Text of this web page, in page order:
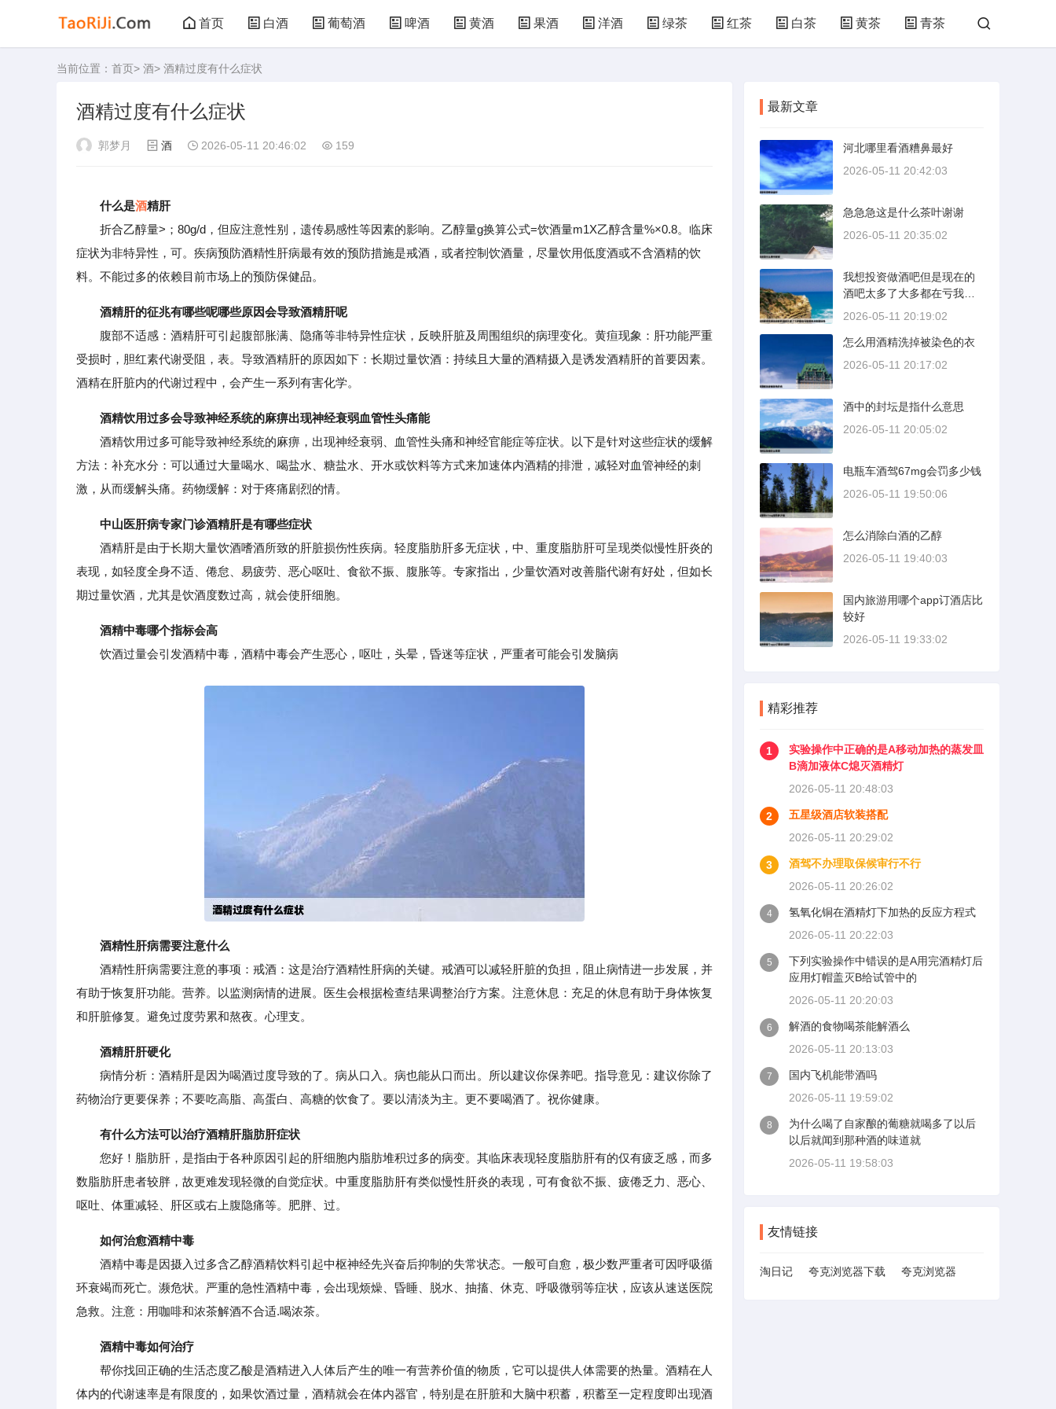
首页 白酒 葡萄酒 啤酒 黄酒 果酒 洋酒 绿茶 红茶 白茶 黄茶 青茶
黑茶
当前位置： 首页> 酒> 酒精过度有什么症状
酒精过度有什么症状
郭梦月 酒 2026-05-11 20:46:02 159
什么是酒精肝
折合乙醇量>；80g/d，但应注意性别，遗传易感性等因素的影响。乙醇量g换算公式=饮酒量m1X乙醇含量%×0.8。临床
症状为非特异性，可。疾病预防酒精性肝病最有效的预防措施是戒酒，或者控制饮酒量，尽量饮用低度酒或不含酒精的饮
料。不能过多的依赖目前市场上的预防保健品。
酒精肝的征兆有哪些呢哪些原因会导致酒精肝呢
腹部不适感：酒精肝可引起腹部胀满、隐痛等非特异性症状，反映肝脏及周围组织的病理变化。黄疸现象：肝功能严重
受损时，胆红素代谢受阻，表。导致酒精肝的原因如下：长期过量饮酒：持续且大量的酒精摄入是诱发酒精肝的首要因素。
酒精在肝脏内的代谢过程中，会产生一系列有害化学。
酒精饮用过多会导致神经系统的麻痹出现神经衰弱血管性头痛能
酒精饮用过多可能导致神经系统的麻痹，出现神经衰弱、血管性头痛和神经官能症等症状。以下是针对这些症状的缓解
方法：补充水分：可以通过大量喝水、喝盐水、糖盐水、开水或饮料等方式来加速体内酒精的排泄，减轻对血管神经的刺
激，从而缓解头痛。药物缓解：对于疼痛剧烈的情。
中山医肝病专家门诊酒精肝是有哪些症状
酒精肝是由于长期大量饮酒嗜酒所致的肝脏损伤性疾病。轻度脂肪肝多无症状，中、重度脂肪肝可呈现类似慢性肝炎的
表现，如轻度全身不适、倦怠、易疲劳、恶心呕吐、食欲不振、腹胀等。专家指出，少量饮酒对改善脂代谢有好处，但如长
期过量饮酒，尤其是饮酒度数过高，就会使肝细胞。
酒精中毒哪个指标会高
饮酒过量会引发酒精中毒，酒精中毒会产生恶心，呕吐，头晕，昏迷等症状，严重者可能会引发脑病
酒精性肝病需要注意什么
酒精性肝病需要注意的事项：戒酒：这是治疗酒精性肝病的关键。戒酒可以减轻肝脏的负担，阻止病情进一步发展，并
有助于恢复肝功能。营养。以监测病情的进展。医生会根据检查结果调整治疗方案。注意休息：充足的休息有助于身体恢复
和肝脏修复。避免过度劳累和熬夜。心理支。
酒精肝肝硬化
病情分析：酒精肝是因为喝酒过度导致的了。病从口入。病也能从口而出。所以建议你保养吧。指导意见：建议你除了
药物治疗更要保养；不要吃高脂、高蛋白、高糖的饮食了。要以清淡为主。更不要喝酒了。祝你健康。
有什么方法可以治疗酒精肝脂肪肝症状
您好！脂肪肝，是指由于各种原因引起的肝细胞内脂肪堆积过多的病变。其临床表现轻度脂肪肝有的仅有疲乏感，而多
数脂肪肝患者较胖，故更难发现轻微的自觉症状。中重度脂肪肝有类似慢性肝炎的表现，可有食欲不振、疲倦乏力、恶心、
呕吐、体重减轻、肝区或右上腹隐痛等。肥胖、过。
如何治愈酒精中毒
酒精中毒是因摄入过多含乙醇酒精饮料引起中枢神经先兴奋后抑制的失常状态。一般可自愈，极少数严重者可因呼吸循
环衰竭而死亡。濒危状。严重的急性酒精中毒，会出现烦燥、昏睡、脱水、抽搐、休克、呼吸微弱等症状，应该从速送医院
急救。注意：用咖啡和浓茶解酒不合适.喝浓茶。
酒精中毒如何治疗
帮你找回正确的生活态度乙酸是酒精进入人体后产生的唯一有营养价值的物质，它可以提供人体需要的热量。酒精在人
体内的代谢速率是有限度的，如果饮酒过量，酒精就会在体内器官，特别是在肝脏和大脑中积蓄，积蓄至一定程度即出现酒
最新文章
河北哪里看酒糟鼻最好
2026-05-11 20:42:03
急急急这是什么茶叶谢谢
2026-05-11 20:35:02
我想投资做酒吧但是现在的
酒吧太多了大多都在亏我想
找点有建设性
2026-05-11 20:19:02
怎么用酒精洗掉被染色的衣
2026-05-11 20:17:02
酒中的封坛是指什么意思
2026-05-11 20:05:02
电瓶车酒驾67mg会罚多少钱
2026-05-11 19:50:06
怎么消除白酒的乙醇
2026-05-11 19:40:03
国内旅游用哪个app订酒店比
较好
2026-05-11 19:33:02
精彩推荐
1
实验操作中正确的是A移动加热的蒸发皿
B滴加液体C熄灭酒精灯
2026-05-11 20:48:03
2
五星级酒店软装搭配
2026-05-11 20:29:02
3
酒驾不办理取保候审行不行
2026-05-11 20:26:02
4
氢氧化铜在酒精灯下加热的反应方程式
2026-05-11 20:22:03
5
下列实验操作中错误的是A用完酒精灯后
应用灯帽盖灭B给试管中的
2026-05-11 20:20:03
6
解酒的食物喝茶能解酒么
2026-05-11 20:13:03
7
国内飞机能带酒吗
2026-05-11 19:59:02
8
为什么喝了自家酿的葡糖就喝多了以后
以后就闻到那种酒的味道就
2026-05-11 19:58:03
友情链接
淘日记 夸克浏览器下载 夸克浏览器